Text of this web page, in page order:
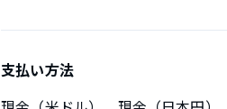
支払い方法